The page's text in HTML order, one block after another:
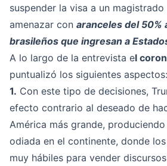
suspender la visa a un
amenazar con aranceles del 50%
brasileños que ingresan a
A lo largo de la entrevista el
puntualizó los siguientes aspectos:
1. Con este tipo de decisiones,
efecto contrario al deseado de
América más grande,
odiada en el continente, donde
muy hábiles para vender